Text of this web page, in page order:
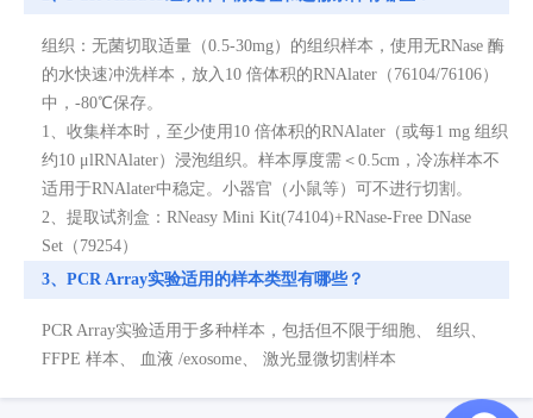
组织：无菌切取适量（0.5-30mg）的组织样本，使用无RNase 酶
的水快速冲洗样本，放入10 倍体积的RNAlater（76104/76106）
中，-80℃保存。
1、收集样本时，至少使用10 倍体积的RNAlater（或每1 mg 组织
约10 μlRNAlater）浸泡组织。样本厚度需＜0.5cm，冷冻样本不
适用于RNAlater中稳定。小器官（小鼠等）可不进行切割。
2、提取试剂盒：RNeasy Mini Kit(74104)+RNase-Free DNase
Set（79254）
3、PCR Array实验适用的样本类型有哪些？
PCR Array实验适用于多种样本，包括但不限于细胞、 组织、
FFPE 样本、 血液 /exosome、 激光显微切割样本